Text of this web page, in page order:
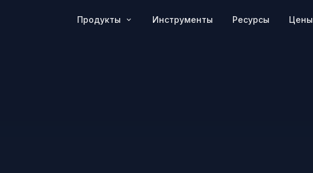
Продукты Инструменты Ресурсы Цены